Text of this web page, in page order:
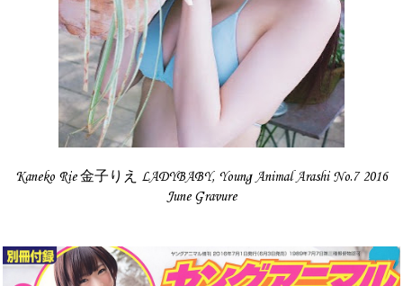
Kaneko Rie 金子りえ LADYBABY, Young Animal Arashi No.7 2016
June Gravure